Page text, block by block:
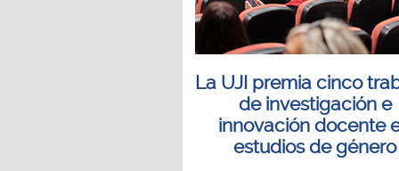
La UJI premia cinco
de investigación e
innovación docente
estudios de género